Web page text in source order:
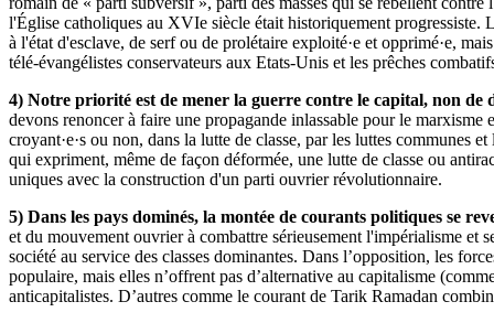
l'Église catholiques au XVIe siècle était historiquement progressiste.
à l'état d'esclave, de serf ou de prolétaire exploité·e et opprimé·e,
télé-évangélistes conservateurs aux Etats-Unis et les prêches
4) Notre priorité est de mener la guerre contre le capital, non de
devons renoncer à faire une propagande inlassable pour le
croyant·e·s ou non, dans la lutte de classe, par les luttes
qui expriment, même de façon déformée, une lutte de classe ou
uniques avec la construction d'un parti ouvrier révolutionnaire.
5) Dans les pays dominés, la montée de courants politiques se
et du mouvement ouvrier à combattre sérieusement l'impérialisme et
société au service des classes dominantes. Dans l’opposition, les
populaire, mais elles n’offrent pas d’alternative au capitalisme
anticapitalistes. D’autres comme le courant de Tarik Ramadan